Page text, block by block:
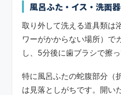
風呂ふた・イス・洗面
取り外して洗える道具類は
ワーがかからない場所）で
し、5分後に歯ブラシで擦っ
特に風呂ふたの蛇腹部分（
は見落としがちです。開い